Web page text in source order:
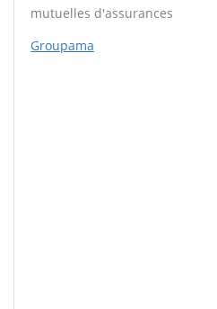
mutuelles d'assurances
Groupama